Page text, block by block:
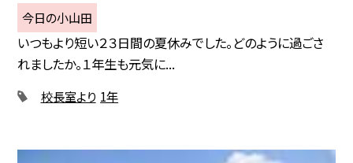
今日の小山田
いつもより短い２３日間の夏休みでした。どのように過ごさ
れましたか。１年生も元気に...
校長室より 1年